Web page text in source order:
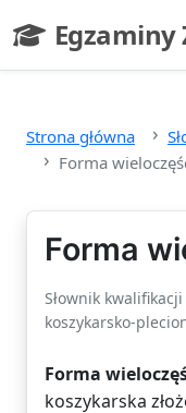
- strona
Strona główna
Forma
Forma
Słownik kwalifikacji
koszykarsko-
Forma
koszykarska